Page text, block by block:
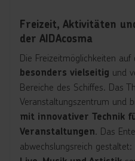
Freizeit, Aktivitäten
der AIDAcosma
Die Freizeitmöglichkeiten auf
besonders vielseitig und
Bereiche des Schiffes. Das
Veranstaltungszentrum und
mit innovativer Technik
Veranstaltungen. Das
abwechslungsreich gestaltet: